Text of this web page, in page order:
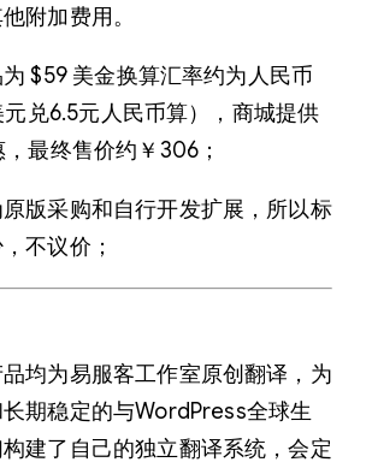
附加费用。
$59 美金换算汇率约为人民币
元兑6.5元人民币算），商城提供
最终售价约￥306；
版采购和自行开发扩展，所以标
不议价；
均为易服客工作室原创翻译，为
期稳定的与WordPress全球生
建了自己的独立翻译系统，会定